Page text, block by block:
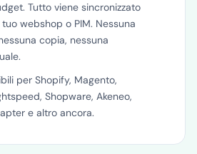
Tutto viene sincronizzato
webshop o PIM. Nessuna
copia, nessuna
per Shopify, Magento,
Shopware, Akeneo,
e altro ancora.